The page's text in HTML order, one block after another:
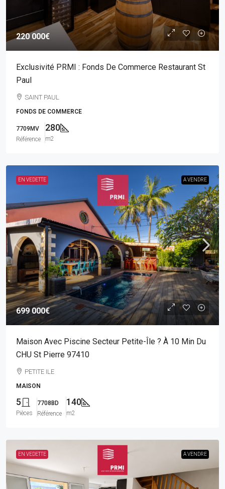
220 000€
Exclusivité PRMI : Fonds De Commerce Restaurant St
Paul
SAINT PAUL
FONDS DE COMMERCE
7709MV
Référence
280
m2
EN VEDETTE A VENDRE
699 000€
Maison Avec Piscine Secteur Petite-Île ? À 10 Min Du
CHU St Pierre 97410
PETITE ILE
MAISON
5
Pièces
7708BD
Référence
140
m2
EN VEDETTE A VENDRE